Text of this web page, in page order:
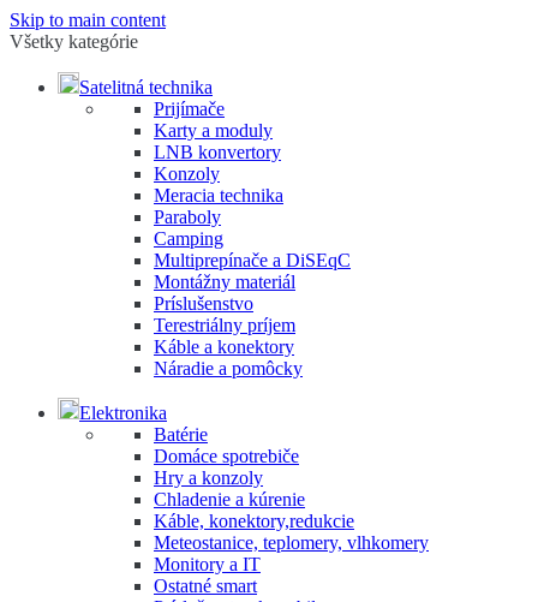
Skip to main content
Všetky kategórie
Satelitná technika
Prijímače
Karty a moduly
LNB konvertory
Konzoly
Meracia technika
Paraboly
Camping
Multiprepínače a DiSEqC
Montážny materiál
Príslušenstvo
Terestriálny príjem
Káble a konektory
Náradie a pomôcky
Elektronika
Batérie
Domáce spotrebiče
Hry a konzoly
Chladenie a kúrenie
Káble, konektory,redukcie
Meteostanice, teplomery, vlhkomery
Monitory a IT
Ostatné smart